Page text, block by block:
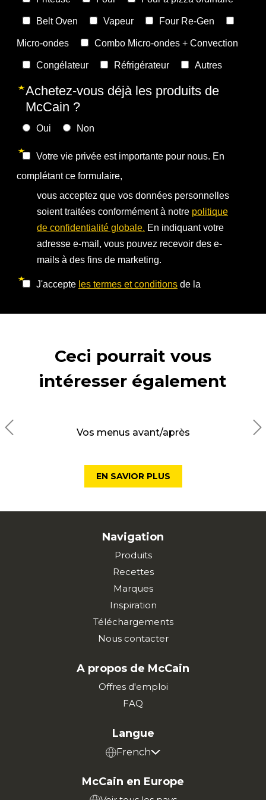
Ceci pourrait vous
intéresser également
Vos menus avant/après
EN SAVIOR PLUS
Navigation
Produits
Recettes
Marques
Inspiration
Téléchargements
Nous contacter
A propos de McCain
Offres d'emploi
FAQ
Langue
French
McCain en Europe